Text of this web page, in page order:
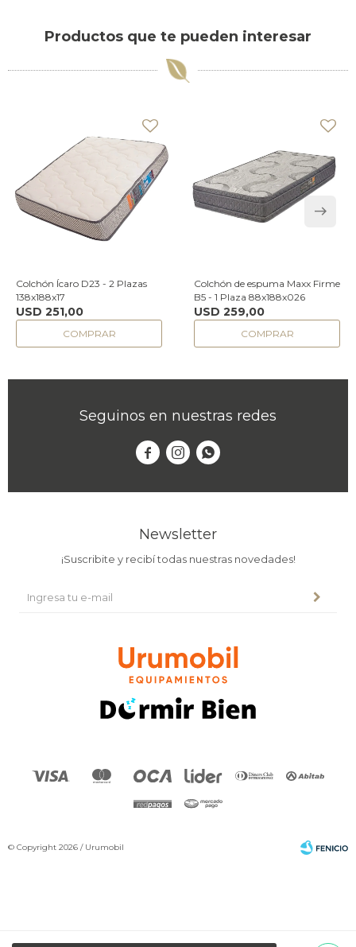
Productos que te pueden interesar
Colchón Ícaro D23 - 2 Plazas
138x188x17
USD 251,00
Colchón de espuma Maxx Firme
B5 - 1 Plaza 88x188x026
USD 259,00
Seguinos en nuestras redes
  
Newsletter
¡Suscribite y recibí todas nuestras novedades!
© Copyright 2026 / Urumobil